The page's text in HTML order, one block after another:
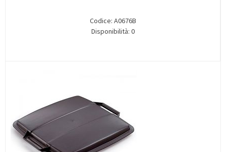
Codice: A0676B
Disponibilità: 0